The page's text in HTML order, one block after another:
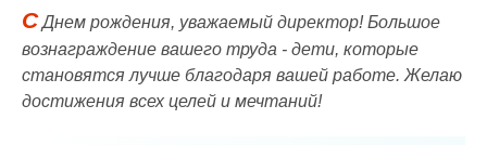
СДнем рождения, уважаемый директор! Большое
вознаграждение вашего труда - дети, которые
становятся лучше благодаря вашей работе. Желаю
достижения всех целей и мечтаний!